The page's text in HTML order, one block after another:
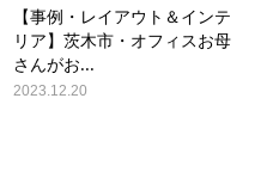
【事例・レイアウト＆インテ
リア】茨木市・オフィスお母
さんがお...
2023.12.20